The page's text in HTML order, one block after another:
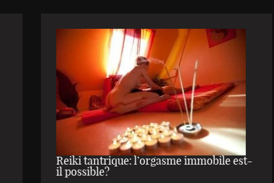
Reiki tantrique: l’orgasme immobile est-
il possible?